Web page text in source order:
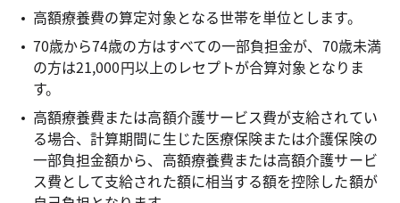
高額療養費の算定対象となる世帯を単位とします。
70歳から74歳の方はすべての一部負担金が、70歳未満
の方は21,000円以上のレセプトが合算対象となりま
す。
高額療養費または高額介護サービス費が支給されてい
る場合、計算期間に生じた医療保険または介護保険の
一部負担金額から、高額療養費または高額介護サービ
ス費として支給された額に相当する額を控除した額が